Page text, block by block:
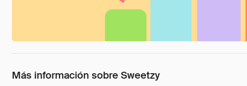
Más información sobre Sweetzy